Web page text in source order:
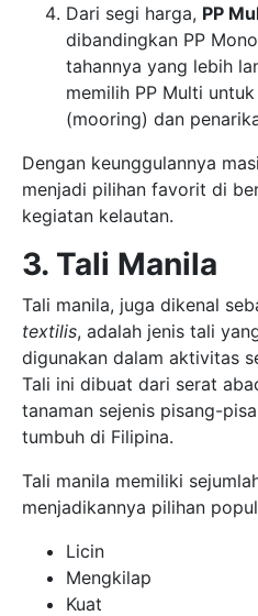
Dari segi harga, PP
dibandingkan PP
tahannya yang lebih
memilih PP Multi
(mooring) dan
Dengan keunggulannya
menjadi pilihan favorit di
kegiatan kelautan.
3. Tali Manila
Tali manila, juga dikenal
textilis, adalah jenis tali
digunakan dalam aktivitas
Tali ini dibuat dari serat
tanaman sejenis pisang-
tumbuh di Filipina.
Tali manila memiliki
menjadikannya pilihan
Licin
Mengkilap
Kuat